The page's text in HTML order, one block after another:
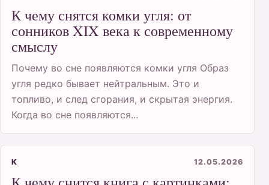
К чему снятся комки угля: от
сонников XIX века к современному
смыслу
Почему во сне появляются комки угля Образ
угля редко бывает нейтральным. Это и
топливо, и след сгорания, и скрытая энергия.
Когда во сне появляются...
К 12.05.2026